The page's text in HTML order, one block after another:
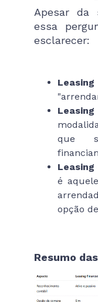
Apesar da
essa
esclarecer:
Leasing
que
é
opção
Resumo